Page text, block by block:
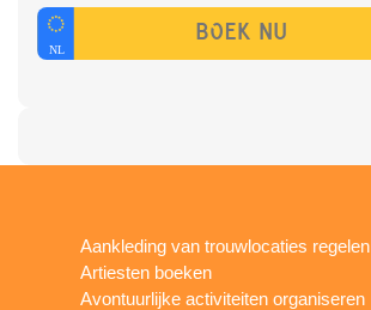
Aankleding van trouwlocaties regelen
Artiesten boeken
Avontuurlijke activiteiten organiseren